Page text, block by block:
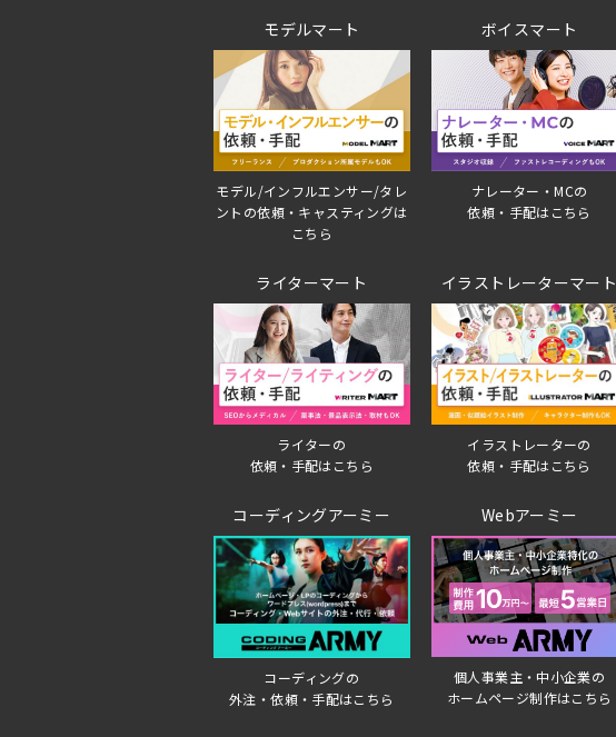
モデルマート
モデル/インフルエンサー/タレ
ントの依頼・キャスティングは
こちら
ボイスマート
ナレーター・MCの
依頼・手配はこちら
ライターマート
ライターの
依頼・手配はこちら
イラストレーターマート
イラストレーターの
依頼・手配はこちら
コーディングアーミー
コーディングの
外注・依頼・手配はこちら
Webアーミー
個人事業主・中小企業の
ホームページ制作はこちら